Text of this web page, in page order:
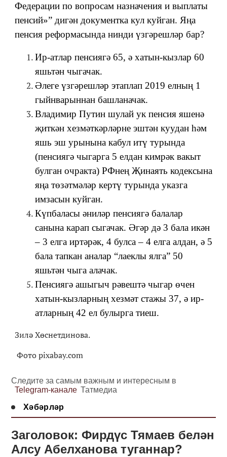
Федерации по вопросам назначения и выплаты
пенсий»” дигән документка кул куйган. Яңа
пенсия реформасында нинди үзгәрешләр бар?
Ир-атлар пенсиягә 65, ә хатын-кызлар 60
яшьтән чыгачак.
Әлеге үзгәрешләр этаплап 2019 елның 1
гыйнварыннан башланачак.
Владимир Путин шулай ук пенсия яшенә
җиткән хезмәткәрләрне эштән куудан һәм
яшь эш урынына кабул итү турында
(пенсиягә чыгарга 5 елдан кимрәк вакыт
булган очракта) РФнең Җинаять кодексына
яңа төзәтмәләр кертү турында указга
имзасын куйган.
Күпбаласы әниләр пенсиягә балалар
санына карап сыгачак. Әгәр дә 3 бала икән
– 3 елга иртәрәк, 4 булса – 4 елга алдан, ә 5
бала тапкан аналар “лаеклы ялга” 50
яшьтән чыга алачак.
Пенсиягә ашыгыч рәвештә чыгар өчен
хатын-кызларның хезмәт стажы 37, ә ир-
атларның 42 ел булырга тиеш.
Зилә Хөснетдинова.
Фото pixabay.com
Следите за самым важным и интересным в
Telegram-канале Татмедиа
Хәбәрләр
Заголовок: Фирдүс Тямаев белән
Алсу Абелханова туганнар?